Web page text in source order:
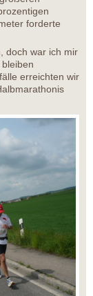
forderte
doch war ich mir
erreichten wir